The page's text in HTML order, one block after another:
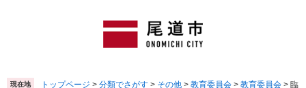
頭
飛
現在地 トップページ > 分類でさがす > その他 > 教育委員会 > 教育委員会 > 臨